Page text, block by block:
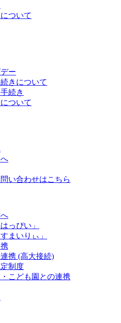
ついて
ー
きについて
続き
ついて
い合わせはこちら
っぴい」
まいりぃ」
携 (高大接続)
制度
こども園との連携